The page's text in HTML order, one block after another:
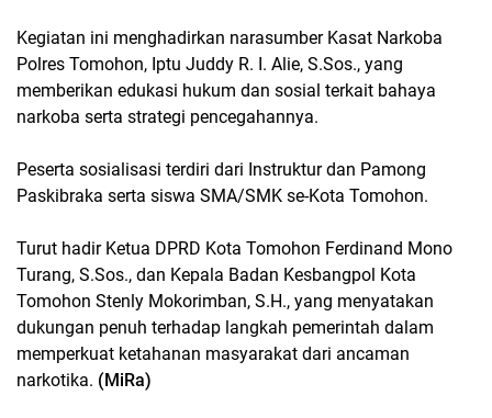
Kegiatan ini menghadirkan narasumber Kasat Narkoba
Polres Tomohon, Iptu Juddy R. I. Alie, S.Sos., yang
memberikan edukasi hukum dan sosial terkait bahaya
narkoba serta strategi pencegahannya.
Peserta sosialisasi terdiri dari Instruktur dan Pamong
Paskibraka serta siswa SMA/SMK se-Kota Tomohon.
Turut hadir Ketua DPRD Kota Tomohon Ferdinand Mono
Turang, S.Sos., dan Kepala Badan Kesbangpol Kota
Tomohon Stenly Mokorimban, S.H., yang menyatakan
dukungan penuh terhadap langkah pemerintah dalam
memperkuat ketahanan masyarakat dari ancaman
narkotika. (MiRa)